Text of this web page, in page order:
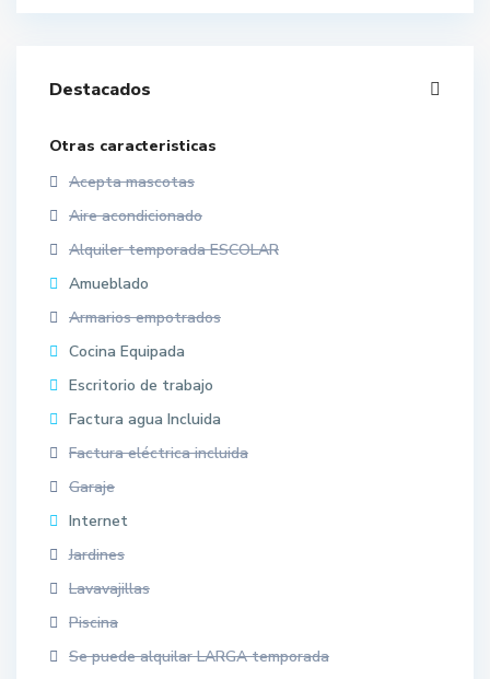
Destacados
Otras caracteristicas
Acepta mascotas
Aire acondicionado
Alquiler temporada ESCOLAR
Amueblado
Armarios empotrados
Cocina Equipada
Escritorio de trabajo
Factura agua Incluida
Factura eléctrica incluida
Garaje
Internet
Jardines
Lavavajillas
Piscina
Se puede alquilar LARGA temporada